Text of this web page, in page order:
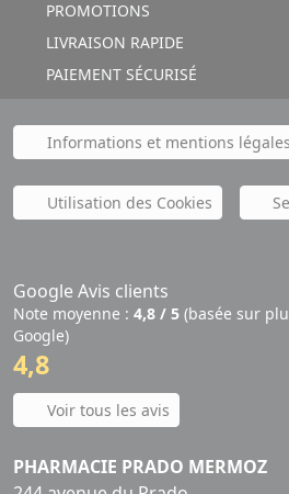
PROMOTIONS
LIVRAISON RAPIDE
PAIEMENT SÉCURISÉ
Informations et mentions légales
Utilisation des Cookies
Google Avis clients
Note moyenne : 4,8 / 5 (basée sur
Google)
4,8
Voir tous les avis
PHARMACIE PRADO MERMOZ